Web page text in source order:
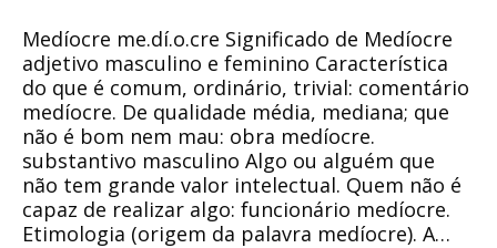
Medíocre me.dí.o.cre Significado de Medíocre
adjetivo masculino e feminino Característica
do que é comum, ordinário, trivial: comentário
medíocre. De qualidade média, mediana; que
não é bom nem mau: obra medíocre.
substantivo masculino Algo ou alguém que
não tem grande valor intelectual. Quem não é
capaz de realizar algo: funcionário medíocre.
Etimologia (origem da palavra medíocre). A…